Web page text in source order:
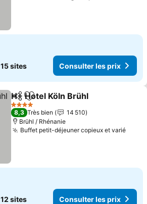
15 sites Consulter les prix
PartagerAjouter à mes favoris
H+ Hotel Köln Brühl
4 Étoiles
8,3 Très bien
14 510
Brühl / Rhénanie
Buffet petit-déjeuner copieux et varié
12 sites Consulter les prix